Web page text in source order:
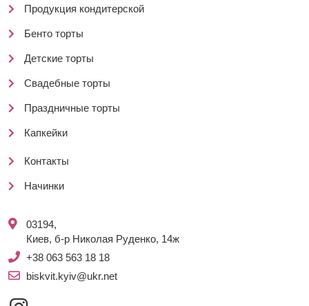
Продукция кондитерской
Бенто торты
Детские торты
Свадебные торты
Праздничные торты
Капкейки
Контакты
Начинки
03194,
Киев, б-р Николая Руденко, 14ж
+38 063 563 18 18
biskvit.kyiv@ukr.net